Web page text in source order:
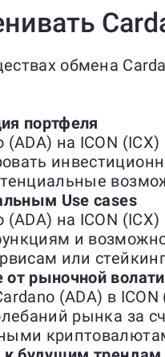
обмена
портфеля
на ICON (ICX)
Use cases
на ICON
и
или
рыночной
(ADA) в
рынка за